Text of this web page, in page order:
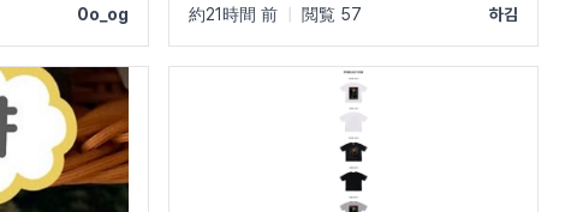
0o_og 約21時間 前 閲覧 57 하김